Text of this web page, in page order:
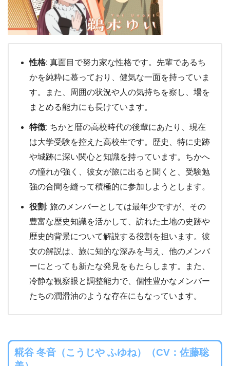
性格: 真面目で努力家な性格です。先輩であるち
かを純粋に慕っており、健気な一面を持っていま
す。また、周囲の状況や人の気持ちを察し、場を
まとめる能力にも長けています。
特徴: ちかと暦の高校時代の後輩にあたり、現在
は大学受験を控えた高校生です。歴史、特に史跡
や城跡に深い関心と知識を持っています。ちかへ
の憧れが強く、彼女が旅に出ると聞くと、受験勉
強の合間を縫って積極的に参加しようとします。
役割: 旅のメンバーとしては最年少ですが、その
豊富な歴史知識を活かして、訪れた土地の史跡や
歴史的背景について解説する役割を担います。彼
女の解説は、旅に知的な深みを与え、他のメンバ
ーにとっても新たな発見をもたらします。また、
冷静な観察眼と調整能力で、個性豊かなメンバー
たちの潤滑油のような存在にもなっています。
糀谷 冬音（こうじや ふゆね）（CV：佐藤聡